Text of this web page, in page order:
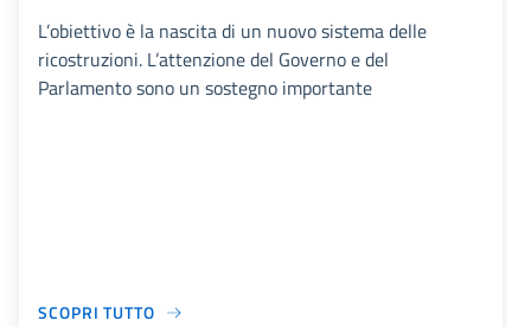
L’obiettivo è la nascita di un nuovo sistema delle
ricostruzioni. L’attenzione del Governo e del
Parlamento sono un sostegno importante
SCOPRI TUTTO